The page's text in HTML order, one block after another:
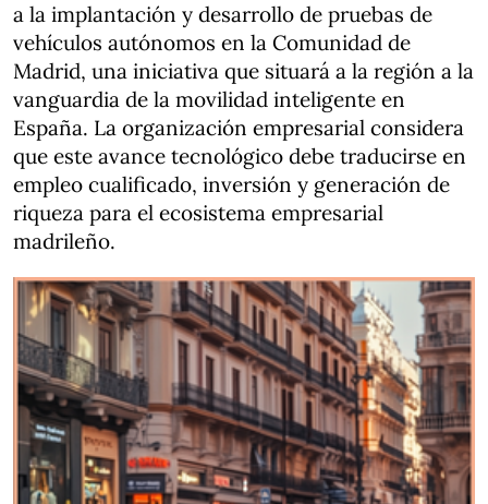
a la implantación y desarrollo de pruebas de
vehículos autónomos en la Comunidad de
Madrid, una iniciativa que situará a la región a la
vanguardia de la movilidad inteligente en
España. La organización empresarial considera
que este avance tecnológico debe traducirse en
empleo cualificado, inversión y generación de
riqueza para el ecosistema empresarial
madrileño.